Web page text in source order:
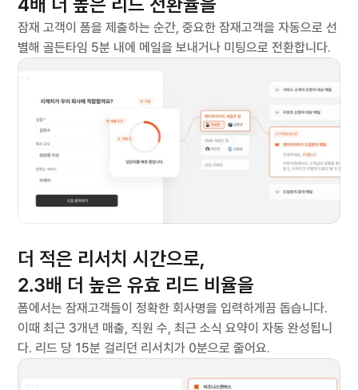
서비스 소개서 받아보기
잠재 고객이 폼을 제출하는 순간, 중요한 잠재고객을 자동으로 선
별해 골든타임 5분 내에 메일을 보내거나 미팅으로 전환합니다.
더 적은 리서치 시간으로,
2.3배 더 높은 유효 리드 비율을
폼에서는 잠재고객들이 정확한 회사명을 입력하게끔 돕습니다.
이때 최근 3개년 매출, 직원 수, 최근 소식 요약이 자동 완성됩니
다. 리드 당 15분 걸리던 리서치가 0분으로 줄어요.